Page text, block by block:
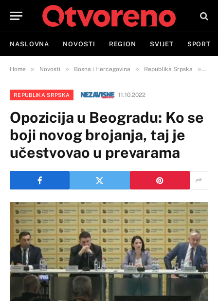
NASLOVNA NOVOSTI REGION SVIJET SPORT
Home » Novosti » Bosna i Hercegovina » Republika Srpska »
REPUBLIKA SRPSKA 11.10.2022
Opozicija u Beogradu: Ko se
boji novog brojanja, taj je
učestvovao u prevarama